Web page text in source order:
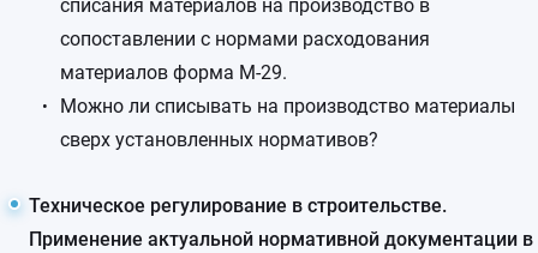
списания материалов на производство в
сопоставлении с нормами расходования
материалов форма М-29.
Можно ли списывать на производство материалы
сверх установленных нормативов?
Техническое регулирование в строительстве.
Применение актуальной нормативной документации в